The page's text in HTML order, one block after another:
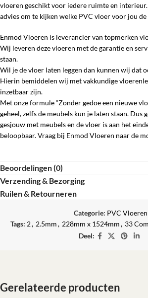
vloeren geschikt voor iedere ruimte en
advies om te kijken welke PVC vloer voor jou de
Enmod Vloeren is leverancier van topmerken
Wij leveren deze vloeren met de garantie en
staan.
Wil je de vloer laten leggen dan kunnen wij dat
Hierin bemiddelen wij met vakkundige
inzetbaar zijn.
Met onze formule “Zonder gedoe een nieuwe
geheel, zelfs de meubels kun je laten staan. Dus
gesjouw met meubels en de vloer is aan het
beloopbaar. Vraag bij Enmod Vloeren naar de
Beoordelingen (0)
Verzending & Bezorging
Ruilen & Retourneren
Categorie: PVC Vloeren
Tags: 2, 2.5mm, 228mm x 1524mm, 33
Deel:
Gerelateerde producten